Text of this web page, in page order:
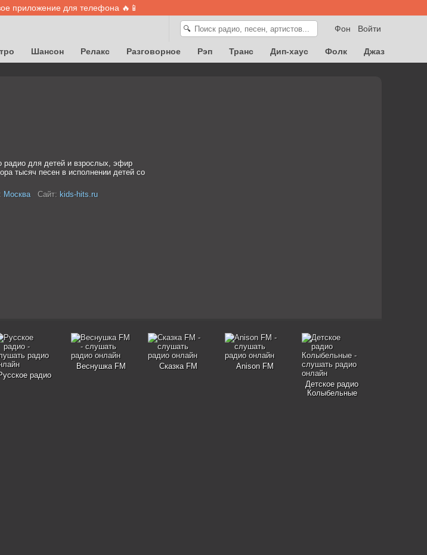
приложение для телефона 🔥📱
Войти
Фон
🔍
Шансон Релакс Разговорное Рэп Транс Дип-хаус Фолк
Джаз
радио для детей и взрослых, эфир
тысяч песен в исполнении детей со
Москва Сайт: kids-hits.ru
радио
Веснушка FM Сказка FM
Anison FM
Детское радио
Колыбельные